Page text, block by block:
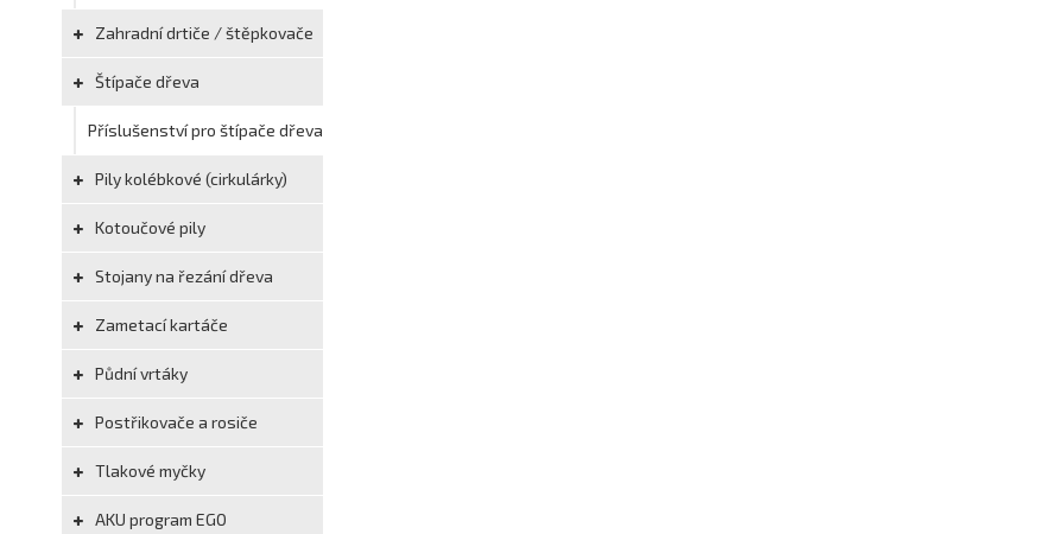
Zahradní drtiče / štěpkovače
Štípače dřeva
Příslušenství pro štípače dřeva
Pily kolébkové (cirkulárky)
Kotoučové pily
Stojany na řezání dřeva
Zametací kartáče
Půdní vrtáky
Postřikovače a rosiče
Tlakové myčky
AKU program EGO